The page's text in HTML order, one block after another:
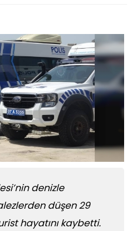
denizle
düşen 29
hayatını kaybetti.